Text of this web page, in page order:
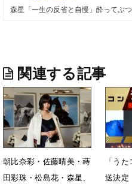
森星「一生の反省と自慢」酔ってぶ
関連する記事
朝比奈彩・佐藤晴美・蒔
田彩珠・松島花・森星、
「う
送決